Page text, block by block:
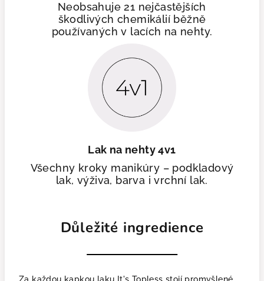
Neobsahuje 21 nejčastějších
škodlivých chemikálií běžně
používaných v lacích na nehty.
Lak na nehty 4v1
Všechny kroky manikúry – podkladový
lak, výživa, barva i vrchní lak.
Důležité ingredience